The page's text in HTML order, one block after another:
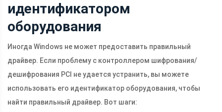
идентификатором
оборудования
Иногда Windows не может предоставить правильный
драйвер. Если проблему с контроллером шифрования/
дешифрования PCI не удается устранить, вы можете
использовать его идентификатор оборудования, чтобы
найти правильный драйвер. Вот шаги: